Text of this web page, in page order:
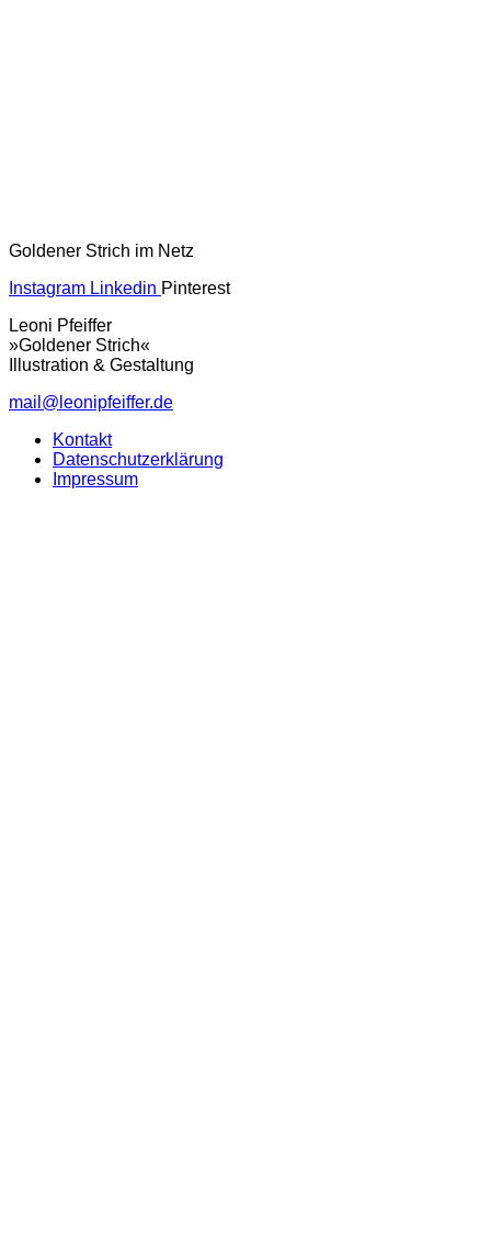
Goldener Strich im Netz
Instagram Linkedin Pinterest
Leoni Pfeiffer
»Goldener Strich«
Illustration & Gestaltung
mail@leonipfeiffer.de
Kontakt
Datenschutzerklärung
Impressum